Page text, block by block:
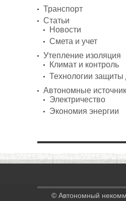
Транспорт
Статьи
Новости
Смета и учет
Утепление изоляция
Климат и контроль
Технологии защиты
Автономные
Электричество
Экономия энергии
© Автономный